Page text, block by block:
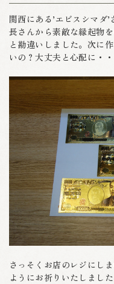
関西にある’エビスシマダ
長さんから素敵な縁起物
と勘違いしました。次に
いの？大丈夫と心配に・
さっそくお店のレジにし
ようにお祈りいたしまし